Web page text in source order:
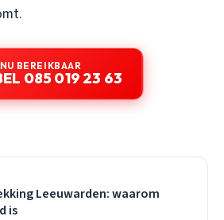
NU BEREIKBAAR
085 019 23 63
Leeuwarden: waarom
is